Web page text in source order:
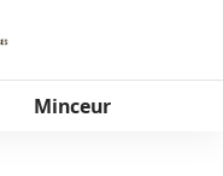
Minceur